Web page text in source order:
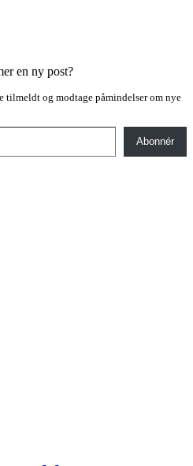
en ny post?
tilmeldt og modtage påmindelser om nye
Abonnér